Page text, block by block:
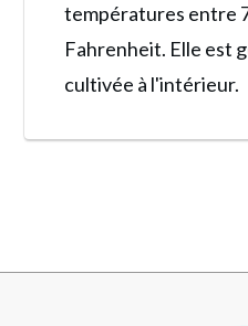
températures entre
Fahrenheit. Elle est
cultivée à l'intérieur.